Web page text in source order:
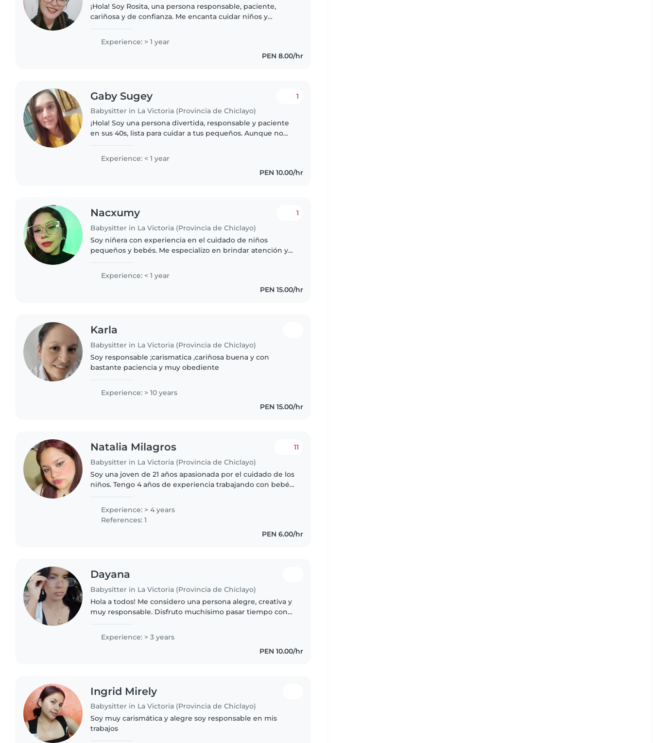
¡Hola! Soy Rosita, una persona responsable, paciente,
cariñosa y de confianza. Me encanta cuidar niños y
Experience: > 1 year
PEN 8.00/hr
Gaby Sugey
Babysitter in La Victoria (Provincia de Chiclayo)
1
¡Hola! Soy una persona divertida, responsable y paciente
en sus 40s, lista para cuidar a tus pequeños. Aunque no
canciones y jugar..
Experience: < 1 year
PEN 10.00/hr
Nacxumy
Babysitter in La Victoria (Provincia de Chiclayo)
1
Soy niñera con experiencia en el cuidado de niños
pequeños y bebés. Me especializo en brindar atención y
bebés - juegos para..
Experience: < 1 year
PEN 15.00/hr
Karla
Babysitter in La Victoria (Provincia de Chiclayo)
Soy responsable ;carismatica ,cariñosa buena y con
bastante paciencia y muy obediente
Experience: > 10 years
PEN 15.00/hr
Natalia Milagros
Babysitter in La Victoria (Provincia de Chiclayo)
11
Soy una joven de 21 años apasionada por el cuidado de los
niños. Tengo 4 años de experiencia trabajando con bebés,
especiales como..
Experience: > 4 years
References: 1
PEN 6.00/hr
Dayana
Babysitter in La Victoria (Provincia de Chiclayo)
Hola a todos! Me considero una persona alegre, creativa y
muy responsable. Disfruto muchísimo pasar tiempo con
Experience: > 3 years
PEN 10.00/hr
Ingrid Mirely
Babysitter in La Victoria (Provincia de Chiclayo)
Soy muy carismática y alegre soy responsable en mis
trabajos